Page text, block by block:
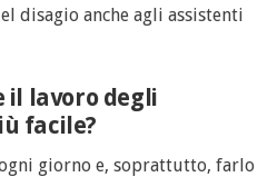
disagio anche agli assistenti
il lavoro degli
facile?
giorno e, soprattutto, farlo